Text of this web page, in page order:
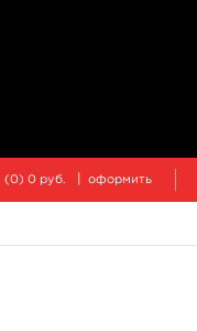
(0) 0 руб. оформить